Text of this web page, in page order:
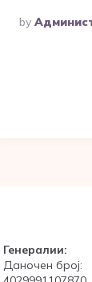
Posted
By
By
Генералии:
Даночен број: